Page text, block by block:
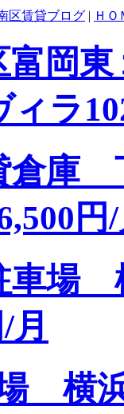
区賃貸ブログ | ＨＯ
富岡
ィラ
倉庫
円
車場
場 横